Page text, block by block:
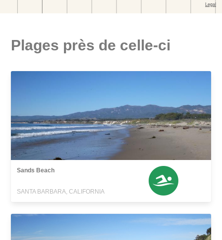
Plages près de celle-ci
Sands Beach
SANTA BARBARA, CALIFORNIA